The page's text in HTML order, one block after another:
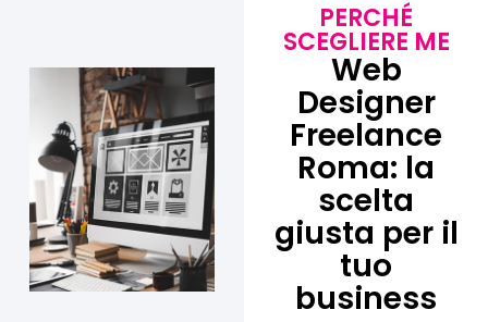
PERCHÉ
SCEGLIERE ME
Web
Designer
Freelance
Roma: la
scelta
giusta per il
tuo
business